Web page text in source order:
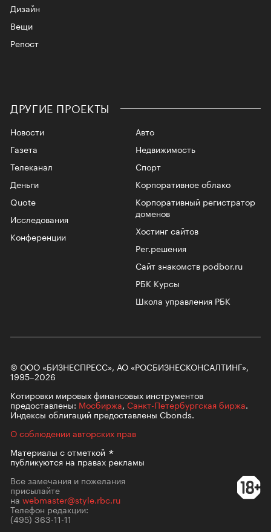
Дизайн
Вещи
Репост
ДРУГИЕ ПРОЕКТЫ
Новости
Газета
Телеканал
Авто
Недвижимость
Спорт
Корпоративное облако
Корпоративный регистратор
доменов
Хостинг сайтов
Рег.решения
Сайт знакомств podbor.ru
РБК Курсы
Школа управления РБК
Деньги
Quote
Исследования
Конференции
© ООО «БИЗНЕСПРЕСС», АО «РОСБИЗНЕСКОНСАЛТИНГ»,
1995–2026
Котировки мировых финансовых инструментов
предоставлены: Мосбиржа, Санкт-Петербургская биржа.
Индексы облигаций предоставлены Cbonds.
О соблюдении авторских прав
Материалы сотметкой
публикуются на правах рекламы
Все замечания и пожелания
присылайте
на webmaster@style.rbc.ru
Телефон редакции:
(495) 363-11-11